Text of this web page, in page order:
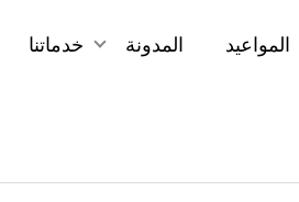
خدماتنا المدونة المواعيد